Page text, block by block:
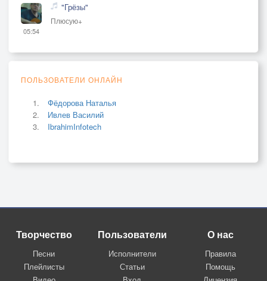
05:54
"Грёзы"
Плюсую+
ПОЛЬЗОВАТЕЛИ ОНЛАЙН
Фёдорова Наталья
Ивлев Василий
IbrahimInfotech
Творчество
Песни
Плейлисты
Пользователи
Исполнители
Статьи
О нас
Правила
Помощь